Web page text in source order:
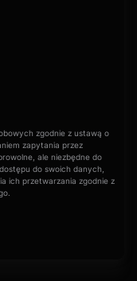
zgodnie z ustawą o
zapytania przez
ale niezbędne do
do swoich danych,
ich przetwarzania zgodnie z